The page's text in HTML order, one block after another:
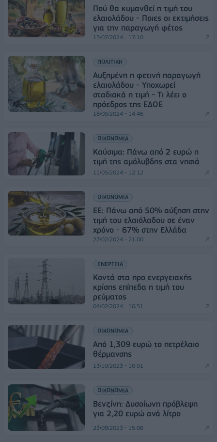
Πού θα κυμανθεί η τιμή του
ελαιολάδου - Ποιες οι εκτιμήσεις
για την παραγωγή φέτος
13/07/2024 - 17:10
ΠΟΛΙΤΙΚΗ
Αυξημένη η φετινή παραγωγή
ελαιολάδου - Υποχωρεί
σταδιακά η τιμή - Tι λέει ο
πρόεδρος της ΕΔΟΕ
18/05/2024 - 14:46
ΟΙΚΟΝΟΜΙΑ
Καύσιμα: Πάνω από 2 ευρώ η
τιμή της αμόλυβδης στα νησιά
11/05/2024 - 12:12
ΟΙΚΟΝΟΜΙΑ
ΕΕ: Πάνω από 50% αύξηση στην
τιμή του ελαιόλαδου σε έναν
χρόνο - 67% στην Ελλάδα
27/02/2024 - 21:00
ΕΝΕΡΓΕΙΑ
Κοντά στα προ ενεργειακής
κρίσης επίπεδα η τιμή του
ρεύματος
04/02/2024 - 16:51
ΟΙΚΟΝΟΜΙΑ
Από 1,309 ευρώ το πετρέλαιο
θέρμανσης
13/10/2023 - 10:01
ΟΙΚΟΝΟΜΙΑ
Βενζίνη: Δυσοίωνη πρόβλεψη
για 2,20 ευρώ ανά λίτρο
23/09/2023 - 15:06